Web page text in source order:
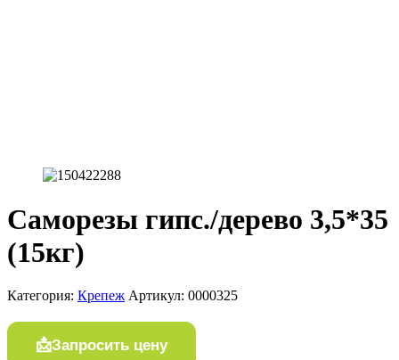
Саморезы гипс./дерево 3,5*35
(15кг)
Категория: Крепеж Артикул: 0000325
Запросить цену